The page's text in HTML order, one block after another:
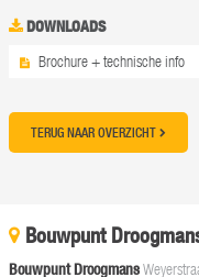
DOWNLOADS
Brochure + technische info
TERUG NAAR OVERZICHT
Bouwpunt
Bouwpunt Droogmans